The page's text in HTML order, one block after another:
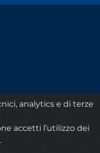
analytics e di terze
accetti l’utilizzo dei